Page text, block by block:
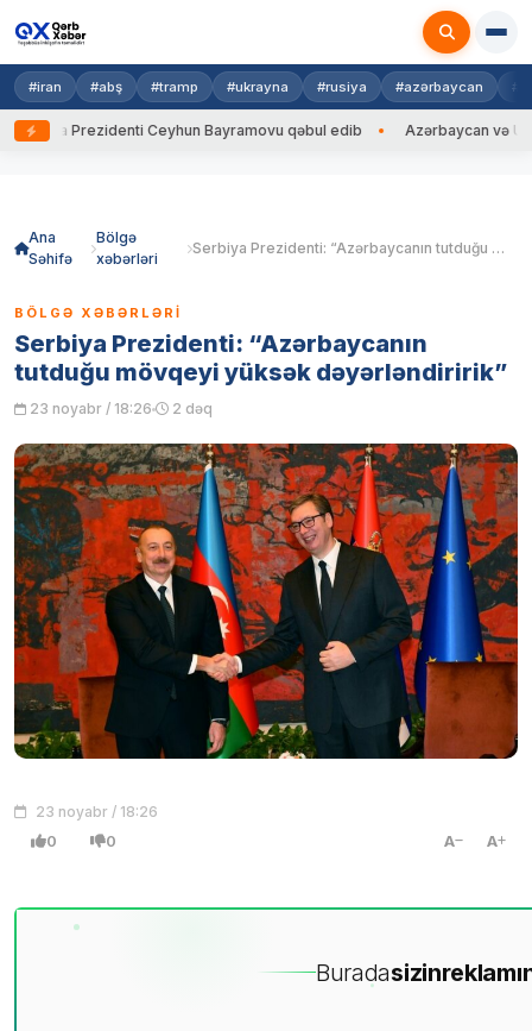
#iran #abş #tramp #ukrayna #rusiya #azərbaycan
Prezidenti Ceyhun Bayramovu qəbul edib Azərbaycan və
Ana
Səhifə
Bölgə
xəbərləri
Serbiya Prezidenti: “Azərbaycanın tutduğu mövqeyi yüksək dəyərləndiririk”
BÖLGƏ XƏBƏRLƏRI
Serbiya Prezidenti: “Azərbaycanın
tutduğu mövqeyi yüksək dəyərləndiririk”
23 noyabr / 18:26 2 dəq
23 noyabr / 18:26
0 0 A A
Buradasizin